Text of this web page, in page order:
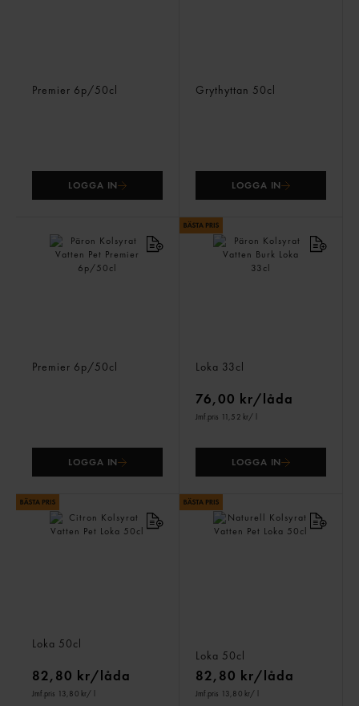
Premier 6p/50cl
LOGGA IN
Grythyttan 50cl
LOGGA IN
Premier 6p/50cl
LOGGA IN
Loka 33cl
76,00 kr/låda
Jmf.pris 11,52 kr/ l
LOGGA IN
Loka 50cl
82,80 kr/låda
Jmf.pris 13,80 kr/ l
Loka 50cl
82,80 kr/låda
Jmf.pris 13,80 kr/ l